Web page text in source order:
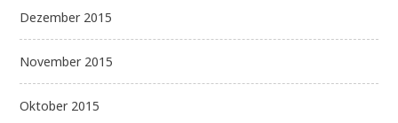
Dezember 2015
November 2015
Oktober 2015